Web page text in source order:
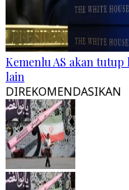
Kemenlu AS akan
lain
DIREKOMENDASIKAN